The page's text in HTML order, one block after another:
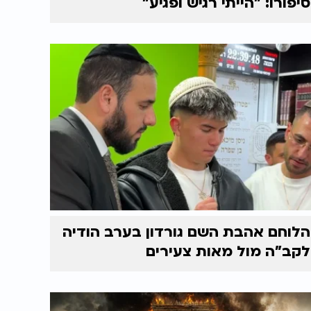
הלוחם אהבת השם גורדון בערב הודיה
לקב"ה מול מאות צעירים